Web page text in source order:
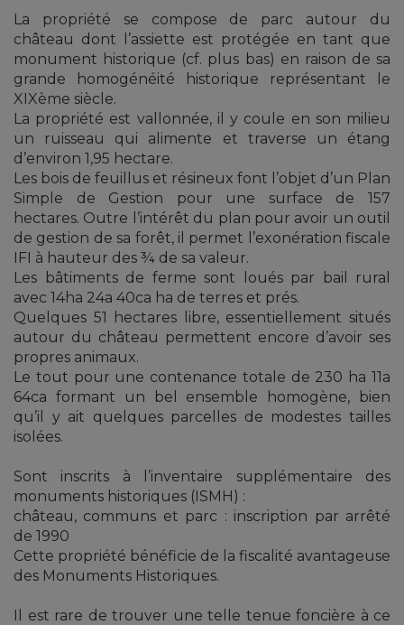
La propriété se compose de parc autour du
château dont l’assiette est protégée en tant que
monument historique (cf. plus bas) en raison de sa
grande homogénéité historique représentant le
XIXème siècle.
La propriété est vallonnée, il y coule en son milieu
un ruisseau qui alimente et traverse un étang
d’environ 1,95 hectare.
Les bois de feuillus et résineux font l’objet d’un Plan
Simple de Gestion pour une surface de 157
hectares. Outre l’intérêt du plan pour avoir un outil
de gestion de sa forêt, il permet l’exonération fiscale
IFI à hauteur des ¾ de sa valeur.
Les bâtiments de ferme sont loués par bail rural
avec 14ha 24a 40ca ha de terres et prés.
Quelques 51 hectares libre, essentiellement situés
autour du château permettent encore d’avoir ses
propres animaux.
Le tout pour une contenance totale de 230 ha 11a
64ca formant un bel ensemble homogène, bien
qu’il y ait quelques parcelles de modestes tailles
isolées.
Sont inscrits à l’inventaire supplémentaire des
monuments historiques (ISMH) :
château, communs et parc : inscription par arrêté
de 1990
Cette propriété bénéficie de la fiscalité avantageuse
des Monuments Historiques.
Il est rare de trouver une telle tenue foncière à ce